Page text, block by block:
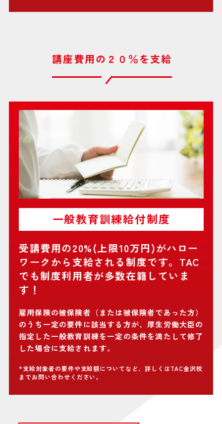
講座費用の２０％を支給
一般教育訓練給付制度
受講費用の20%(上限10万円)がハロー
ワークから支給される制度です。TAC
でも制度利用者が多数在籍していま
す！
雇用保険の被保険者（または被保険者であった方）
のうち一定の要件に該当する方が、厚生労働大臣の
指定した一般教育訓練を一定の条件を満たして修了
した場合に支給されます。
*支給対象者の要件や支給額についてなど、詳しくはTAC金沢校
までお問い合わせください。